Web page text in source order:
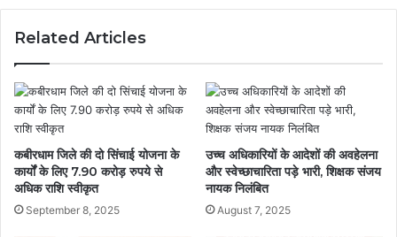
Related Articles
कबीरधाम जिले की दो सिंचाई योजना के
कार्यों के लिए 7.90 करोड़ रुपये से
अधिक राशि स्वीकृत
September 8, 2025
उच्च अधिकारियों के आदेशों की अवहेलना
और स्वेच्छाचारिता पड़े भारी, शिक्षक संजय
नायक निलंबित
August 7, 2025